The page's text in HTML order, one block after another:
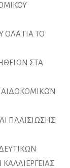
ΟΛΑ ΓΙΑ ΤΟ
ΣΤΑ
ΠΛΑΙΣΙΩΣΗΣ